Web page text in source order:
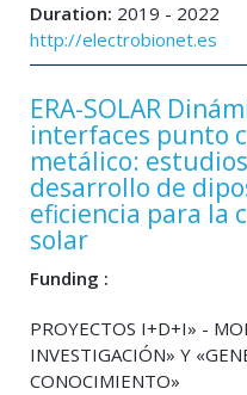
Duration: 2019 - 2022
http://electrobionet.es
ERA-SOLAR
interfaces punto
metálico:
desarrollo de
eficiencia para la
solar
Funding :
PROYECTOS I+D+I» -
INVESTIGACIÓN» Y
CONOCIMIENTO»